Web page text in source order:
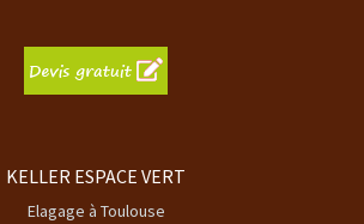
KELLER ESPACE VERT
Elagage à Toulouse